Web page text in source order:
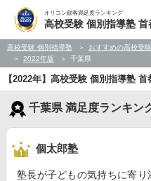
オリコン顧客満足度ランキング
高校受験 個別指導塾 首
高校受験 個別指導塾
おすすめの高校受
2022年版
千葉県
【2022年】高校受験 個別指導塾
千葉県 満足度ランキン
個太郎塾
塾長が子どもの気持ちに寄